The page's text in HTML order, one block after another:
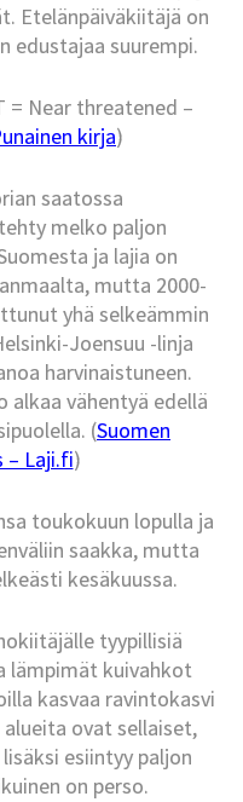
Etelänpäiväkiitäjä on
edustajaa suurempi.
= Near threatened –
kirja)
saatossa
melko paljon
ja lajia on
mutta 2000-
yhä selkeämmin
Joensuu -linja
harvinaistuneen.
alkaa vähentyä edellä
(Suomen
– Laji.fi)
toukokuun lopulla ja
saakka, mutta
kesäkuussa.
tyypillisiä
lämpimät kuivahkot
kasvaa ravintokasvi
alueita ovat sellaiset,
esiintyy paljon
on perso.